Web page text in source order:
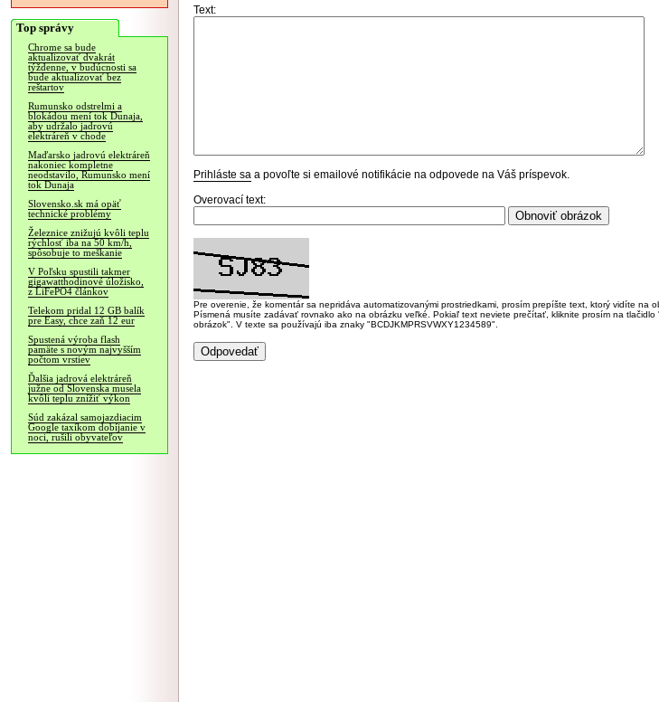
Top správy
Chrome sa bude
aktualizovať dvakrát
týždenne, v budúcnosti sa
bude aktualizovať bez
reštartov
Rumunsko odstrelmi a
blokádou mení tok Dunaja,
aby udržalo jadrovú
elektráreň v chode
Maďarsko jadrovú elektráreň
nakoniec kompletne
neodstavilo, Rumunsko mení
tok Dunaja
Slovensko.sk má opäť
technické problémy
Železnice znižujú kvôli teplu
rýchlosť iba na 50 km/h,
spôsobuje to meškanie
V Poľsku spustili takmer
gigawatthodinové úložisko,
z LiFePO4 článkov
Telekom pridal 12 GB balík
pre Easy, chce zaň 12 eur
Spustená výroba flash
pamäte s novým najvyšším
počtom vrstiev
Ďalšia jadrová elektráreň
južne od Slovenska musela
kvôli teplu znížiť výkon
Súd zakázal samojazdiacim
Google taxíkom dobíjanie v
noci, rušili obyvateľov
Text:
Prihláste sa a povoľte si emailové notifikácie na odpovede na Váš príspevok.
Overovací text:
Pre overenie, že komentár sa nepridáva automatizovanými prostriedkami, prosím prepíšte text, ktorý vidíte na
Písmená musíte zadávať rovnako ako na obrázku veľké. Pokiaľ text neviete prečítať, kliknite prosím na tlačidlo
obrázok". V texte sa používajú iba znaky "BCDJKMPRSVWXY1234589".